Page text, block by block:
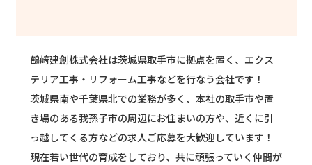
鶴﨑建創株式会社は茨城県取手市に拠点を置く、エクス
テリア工事・リフォーム工事などを行なう会社です！
茨城県南や千葉県北での業務が多く、本社の取手市や置
き場のある我孫子市の周辺にお住まいの方や、近くに引
っ越してくる方などの求人ご応募を大歓迎しています！
現在若い世代の育成をしており、共に頑張っていく仲間が